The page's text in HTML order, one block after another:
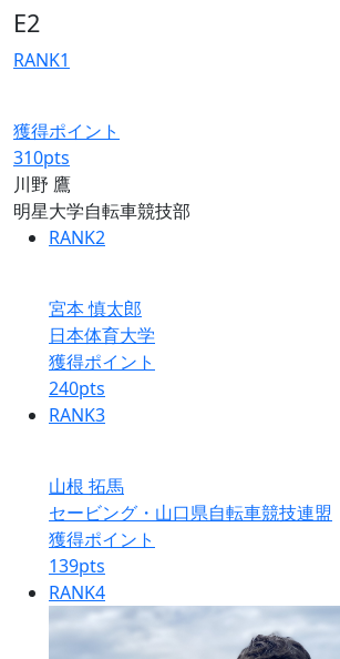
E2
RANK1
獲得ポイント
310pts
川野 鷹
明星大学自転車競技部
RANK2
宮本 慎太郎
日本体育大学
獲得ポイント
240pts
RANK3
山根 拓馬
セービング・山口県自転車競技連盟
獲得ポイント
139pts
RANK4